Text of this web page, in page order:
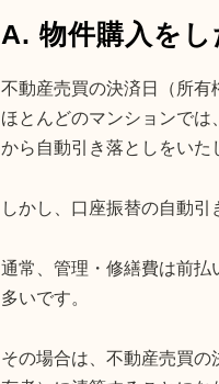
A. 物件購入をし
不動産売買の決済日（所有
ほとんどのマンションでは
から自動引き落としをいた
しかし、口座振替の自動
通常、管理・修繕費は前
多いです。
その場合は、不動産売買